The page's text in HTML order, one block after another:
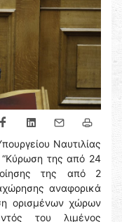
Ναυτιλίας
“Κύρωση της από 24
της από 2
αναφορικά
ορισμένων χώρων
του λιμένος